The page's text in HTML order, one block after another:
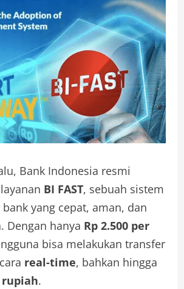
Bank Indonesia resmi
BI FAST, sebuah sistem
yang cepat, aman, dan
Dengan hanya Rp 2.500 per
bisa melakukan transfer
real-time, bahkan hingga
.